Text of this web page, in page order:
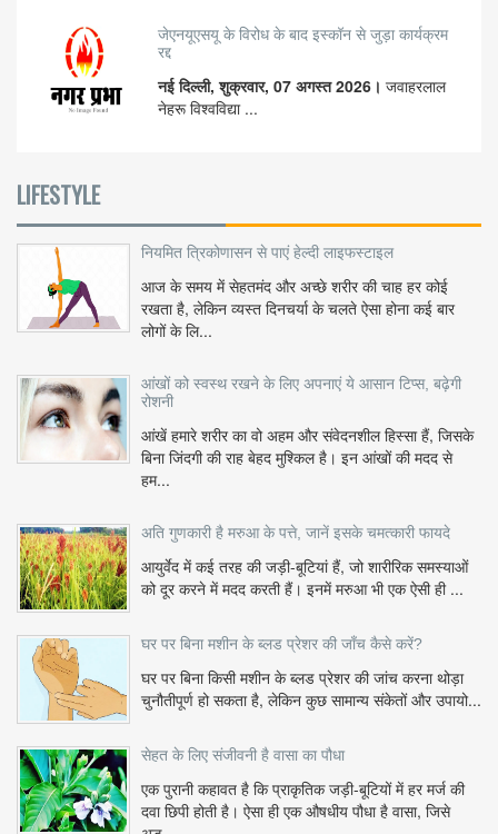
जेएनयूएसयू के विरोध के बाद इस्कॉन से जुड़ा कार्यक्रम
रद्द
नई दिल्ली, शुक्रवार, 07 अगस्त 2026। जवाहरलाल
नेहरू विश्वविद्या ...
LIFESTYLE
नियमित त्रिकोणासन से पाएं हेल्दी लाइफस्टाइल
आज के समय में सेहतमंद और अच्छे शरीर की चाह हर कोई
रखता है, लेकिन व्यस्त दिनचर्या के चलते ऐसा होना कई बार
लोगों के लि...
आंखों को स्वस्थ रखने के लिए अपनाएं ये आसान टिप्स, बढ़ेगी
रोशनी
आंखें हमारे शरीर का वो अहम और संवेदनशील हिस्सा हैं, जिसके
बिना जिंदगी की राह बेहद मुश्किल है। इन आंखों की मदद से
हम...
अति गुणकारी है मरुआ के पत्ते, जानें इसके चमत्कारी फायदे
आयुर्वेद में कई तरह की जड़ी-बूटियां हैं, जो शारीरिक समस्याओं
को दूर करने में मदद करती हैं। इनमें मरुआ भी एक ऐसी ही ...
घर पर बिना मशीन के ब्लड प्रेशर की जाँच कैसे करें?
घर पर बिना किसी मशीन के ब्लड प्रेशर की जांच करना थोड़ा
चुनौतीपूर्ण हो सकता है, लेकिन कुछ सामान्य संकेतों और उपायो...
सेहत के लिए संजीवनी है वासा का पौधा
एक पुरानी कहावत है कि प्राकृतिक जड़ी-बूटियों में हर मर्ज की
दवा छिपी होती है। ऐसा ही एक औषधीय पौधा है वासा, जिसे